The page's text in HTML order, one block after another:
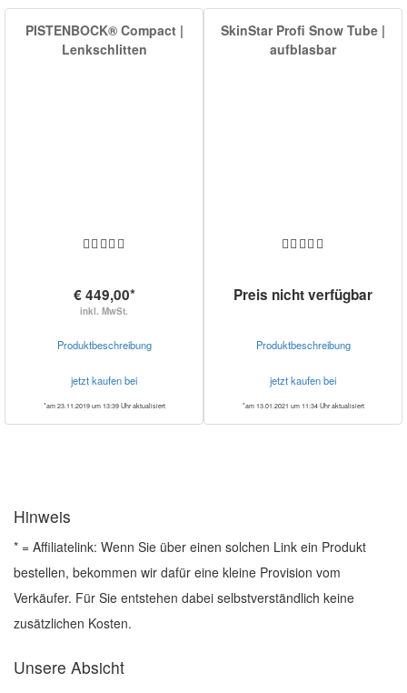
PISTENBOCK® Compact |
Lenkschlitten
€ 449,00*
inkl. MwSt.
Produktbeschreibung
jetzt kaufen bei
*am 23.11.2019 um 13:39 Uhr aktualisiert
SkinStar Profi Snow Tube |
aufblasbar
Preis nicht verfügbar
Produktbeschreibung
jetzt kaufen bei
*am 13.01.2021 um 11:34 Uhr aktualisiert
Hinweis
* = Affiliatelink: Wenn Sie über einen solchen Link ein Produkt
bestellen, bekommen wir dafür eine kleine Provision vom
Verkäufer. Für Sie entstehen dabei selbstverständlich keine
zusätzlichen Kosten.
Unsere Absicht